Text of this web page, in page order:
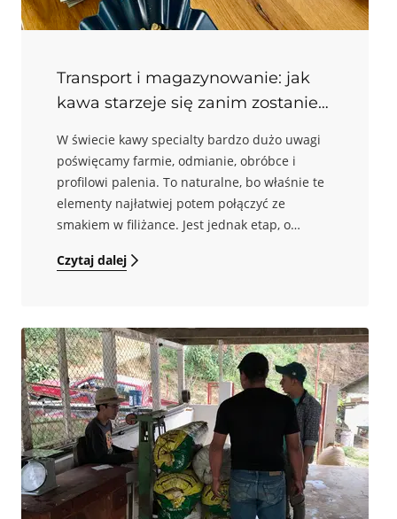
Transport i magazynowanie: jak
kawa starzeje się zanim zostanie
W świecie kawy specialty bardzo dużo uwagi
poświęcamy farmie, odmianie, obróbce i
profilowi palenia. To naturalne, bo właśnie te
elementy najłatwiej potem połączyć ze
smakiem w filiżance. Jest jednak etap, o
potrafi zadecydować o tym, czy kawa zachowa
transport i magazynowanie zielonego ziarna.
Z naszej perspektywy to temat
fundamentalny. Zielona kawa nie jest
materiałem obojętnym na otoczenie. Reaguje
na temperaturę, wilgotność, czas i warunki
przechowywania. Może chłonąć wpływy
środowiska, może zmieniać swoje parametry
fizyczne i chemiczne, może też stopniowo
tracić to, co w niej najcenniejsze: świeżość
Czytaj dalej